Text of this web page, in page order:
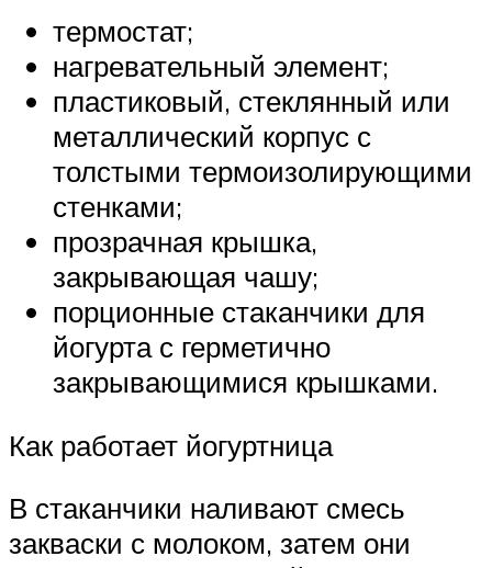
термостат;
нагревательный элемент;
пластиковый, стеклянный или
металлический корпус с
толстыми термоизолирующими
стенками;
прозрачная крышка,
закрывающая чашу;
порционные стаканчики для
йогурта с герметично
закрывающимися крышками.
Как работает йогуртница
В стаканчики наливают смесь
закваски с молоком, затем они